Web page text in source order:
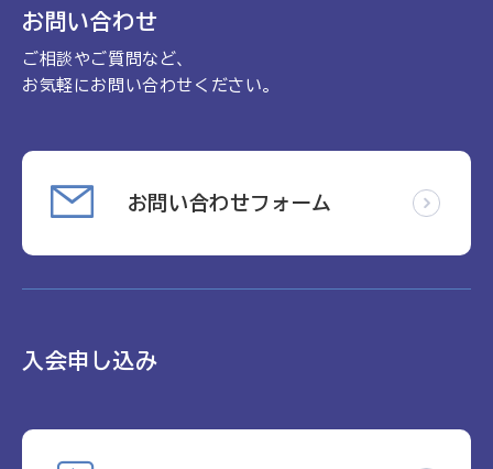
お問い合わせ
ご相談やご質問など、
お気軽にお問い合わせください。
お問い合わせフォーム
入会申し込み